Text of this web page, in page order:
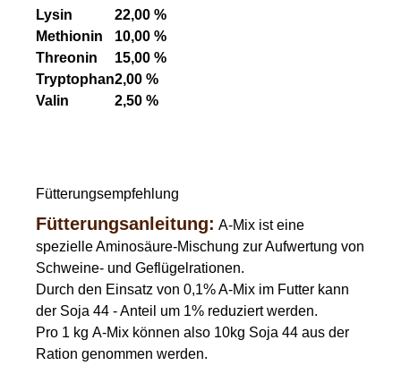
Lysin
22,00 %
Methionin
10,00 %
Threonin
15,00 %
Tryptophan2,00 %
Valin
2,50 %
Fütterungsempfehlung
Fütterungsanleitung: A-Mix ist eine
spezielle Aminosäure-Mischung zur Aufwertung von
Schweine- und Geflügelrationen.
Durch den Einsatz von 0,1% A-Mix im Futter kann
der Soja 44 - Anteil um 1% reduziert werden.
Pro 1 kg A-Mix können also 10kg Soja 44 aus der
Ration genommen werden.